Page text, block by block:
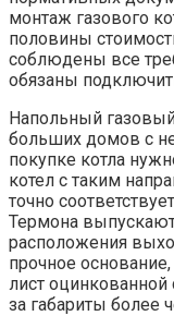
монтаж газового
половины
соблюдены все
обязаны
Напольный
больших домов с
покупке котла
котел с таким
точно
Термона
расположения
прочное
лист оцинкованной
за габариты более